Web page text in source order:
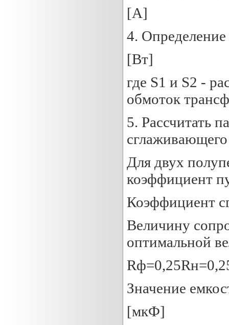
[A]
4.
[Вт]
где S1 и S2 -
обмоток
5. Рассчитать
Для двух
коэффициент
Коэффициент
Величину
оптимальной
Значение
[мкФ]